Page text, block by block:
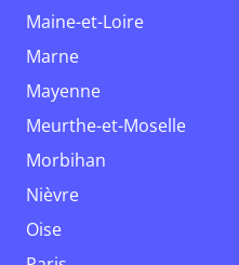
Maine-et-Loire
Marne
Mayenne
Meurthe-et-Moselle
Morbihan
Nièvre
Oise